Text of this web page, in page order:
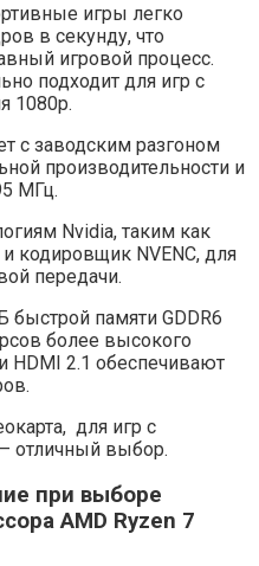
игры легко
в секунду, что
игровой процесс.
подходит для игр с
1080p.
с заводским разгоном
производительности и
МГц.
Nvidia, таким как
и кодировщик NVENC, для
передачи.
быстрой памяти GDDR6
более высокого
HDMI 2.1 обеспечивают
для игр с
отличный выбор.
при выборе
AMD Ryzen 7